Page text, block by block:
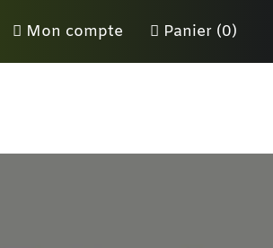
Mon compte Panier (0)